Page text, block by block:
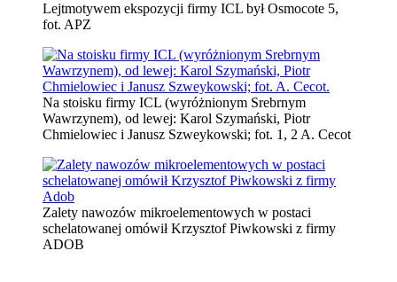
Lejtmotywem ekspozycji firmy ICL był Osmocote 5,
fot. APZ
Na stoisku firmy ICL (wyróżnionym Srebrnym
Wawrzynem), od lewej: Karol Szymański, Piotr
Chmielowiec i Janusz Szweykowski; fot. 1, 2 A. Cecot
Zalety nawozów mikroelementowych w postaci
schelatowanej omówił Krzysztof Piwkowski z firmy
ADOB